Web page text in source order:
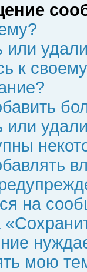
или
к
или
на
мою